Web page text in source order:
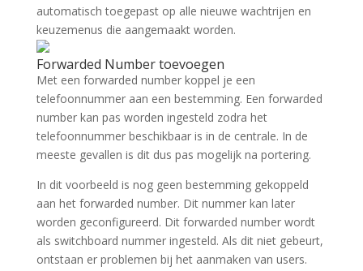
automatisch toegepast op alle nieuwe wachtrijen en
keuzemenus die aangemaakt worden.
Forwarded Number toevoegen
Met een forwarded number koppel je een
telefoonnummer aan een bestemming. Een forwarded
number kan pas worden ingesteld zodra het
telefoonnummer beschikbaar is in de centrale. In de
meeste gevallen is dit dus pas mogelijk na portering.
In dit voorbeeld is nog geen bestemming gekoppeld
aan het forwarded number. Dit nummer kan later
worden geconfigureerd. Dit forwarded number wordt
als switchboard nummer ingesteld. Als dit niet gebeurt,
ontstaan er problemen bij het aanmaken van users.